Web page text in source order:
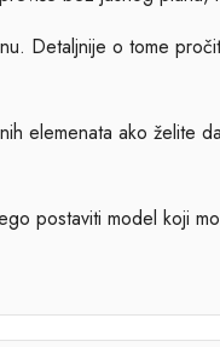
Detaljnije o tome
elemenata ako želite
postaviti model koji